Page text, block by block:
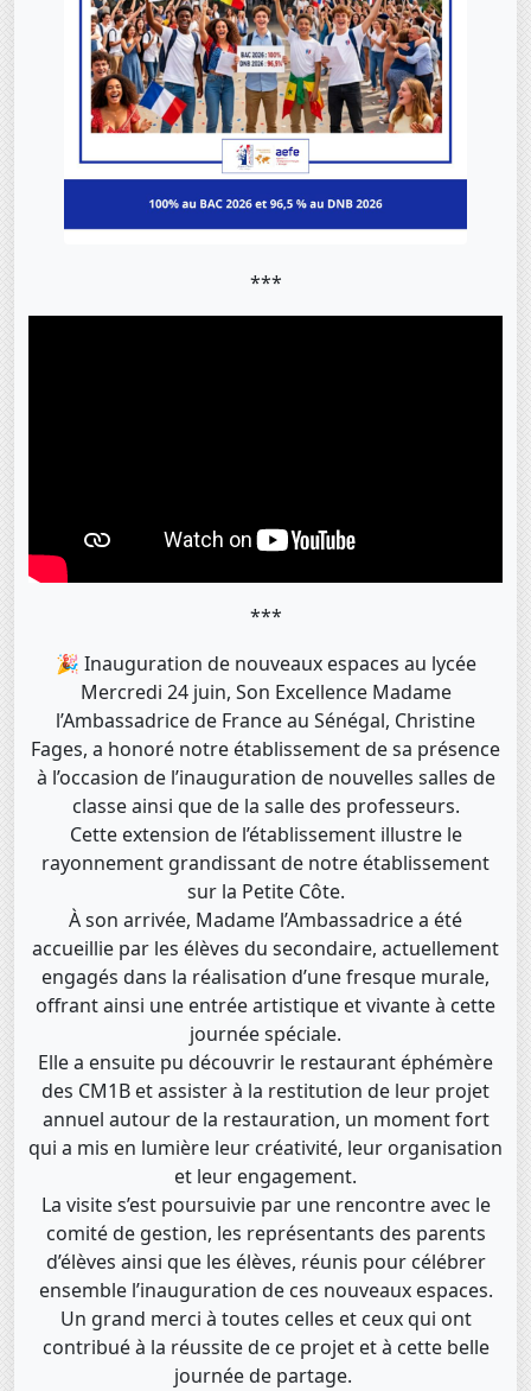
***
***
🎉 Inauguration de nouveaux espaces au lycée
Mercredi 24 juin, Son Excellence Madame
l’Ambassadrice de France au Sénégal, Christine
Fages, a honoré notre établissement de sa présence
à l’occasion de l’inauguration de nouvelles salles de
classe ainsi que de la salle des professeurs.
Cette extension de l’établissement illustre le
rayonnement grandissant de notre établissement
sur la Petite Côte.
À son arrivée, Madame l’Ambassadrice a été
accueillie par les élèves du secondaire, actuellement
engagés dans la réalisation d’une fresque murale,
offrant ainsi une entrée artistique et vivante à cette
journée spéciale.
Elle a ensuite pu découvrir le restaurant éphémère
des CM1B et assister à la restitution de leur projet
annuel autour de la restauration, un moment fort
qui a mis en lumière leur créativité, leur organisation
et leur engagement.
La visite s’est poursuivie par une rencontre avec le
comité de gestion, les représentants des parents
d’élèves ainsi que les élèves, réunis pour célébrer
ensemble l’inauguration de ces nouveaux espaces.
Un grand merci à toutes celles et ceux qui ont
contribué à la réussite de ce projet et à cette belle
journée de partage.